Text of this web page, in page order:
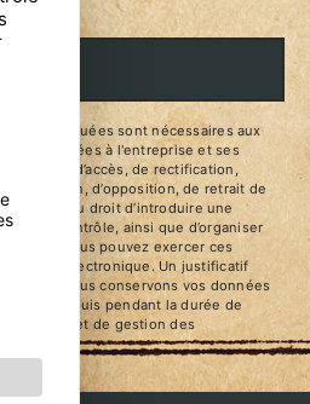
communiquées sont nécessaires aux
destinées à l'entreprise et ses
de droits d’accès, de rectification,
limitation, d’opposition, de retrait de
et du droit d’introduire une
de contrôle, ainsi que d’organiser
Vous pouvez exercer ces
courrier électronique. Un justificatif
Nous conservons vos données
contact puis pendant la durée de
et de gestion des